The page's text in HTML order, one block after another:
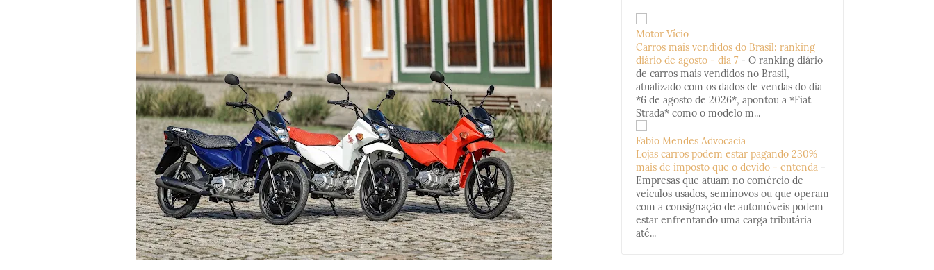
Motor Vício
Carros mais vendidos do Brasil: ranking
diário de agosto - dia 7 - O ranking diário
de carros mais vendidos no Brasil,
atualizado com os dados de vendas do dia
*6 de agosto de 2026*, apontou a *Fiat
Strada* como o modelo m...
Fabio Mendes Advocacia
Lojas carros podem estar pagando 230%
mais de imposto que o devido - entenda -
Empresas que atuam no comércio de
veículos usados, seminovos ou que operam
com a consignação de automóveis podem
estar enfrentando uma carga tributária
até...